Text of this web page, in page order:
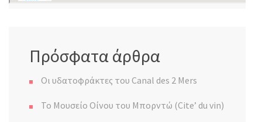
Πρόσφατα άρθρα
Οι υδατοφράκτες του Canal des 2 Mers
Το Μουσείο Οίνου του Μπορντώ (Cite’ du vin)